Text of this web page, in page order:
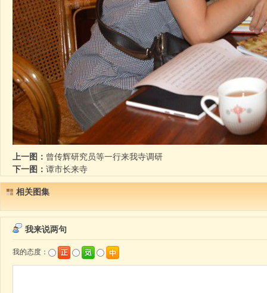
上一图： 曾传辉研究员等一行来我寺调研
下一图： 谭市长来寺
相关图集